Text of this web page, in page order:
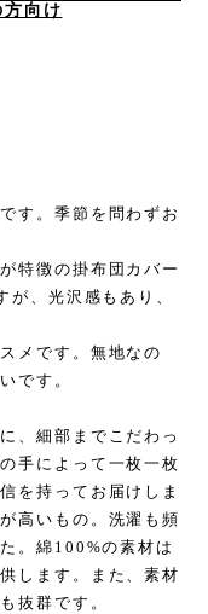
方向け
す。季節を問わずお
特徴の掛布団カバー
、光沢感もあり、
メです。無地なの
です。
、細部までこだわっ
手によって一枚一枚
を持ってお届けしま
高いもの。洗濯も頻
。綿100%の素材は
します。また、素材
抜群です。